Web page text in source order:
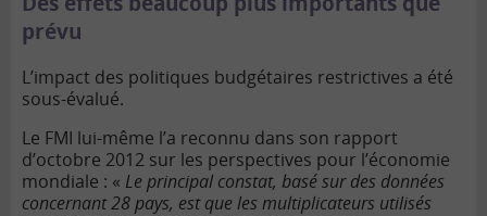
prévu
L’impact des politiques budgétaires restrictives a été
sous-évalué.
Le FMI lui-même l’a reconnu dans son rapport
d’octobre 2012 sur les perspectives pour l’économie
mondiale : « Le principal constat, basé sur des données
concernant 28 pays, est que les multiplicateurs utilisés